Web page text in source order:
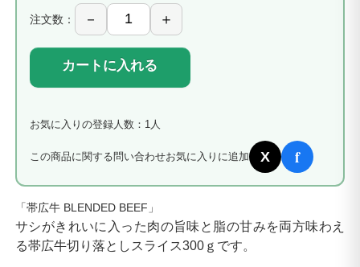
注文数：
カートに入れる
お気に入りの登録人数：1人
この商品に関する問い合わせお気に入りに追加 X f
「帯広牛 BLENDED BEEF」
サシがきれいに入った肉の旨味と脂の甘みを両方味わえ
る帯広牛切り落としスライス300ｇです。